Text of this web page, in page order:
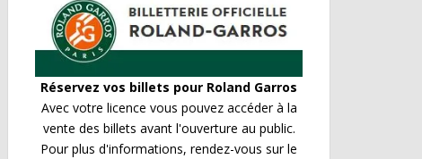
Réservez vos billets pour Roland Garros
Avec votre licence vous pouvez accéder à la
vente des billets avant l'ouverture au public.
Pour plus d'informations, rendez-vous sur le